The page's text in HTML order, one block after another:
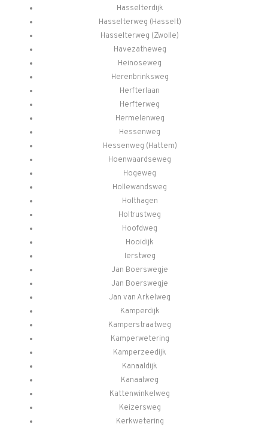
Hasselterdijk
Hasselterweg (Hasselt)
Hasselterweg (Zwolle)
Havezatheweg
Heinoseweg
Herenbrinksweg
Herfterlaan
Herfterweg
Hermelenweg
Hessenweg
Hessenweg (Hattem)
Hoenwaardseweg
Hogeweg
Hollewandsweg
Holthagen
Holtrustweg
Hoofdweg
Hooidijk
Ierstweg
Jan Boerswegje
Jan Boerswegje
Jan van Arkelweg
Kamperdijk
Kamperstraatweg
Kamperwetering
Kamperzeedijk
Kanaaldijk
Kanaalweg
Kattenwinkelweg
Keizersweg
Kerkwetering